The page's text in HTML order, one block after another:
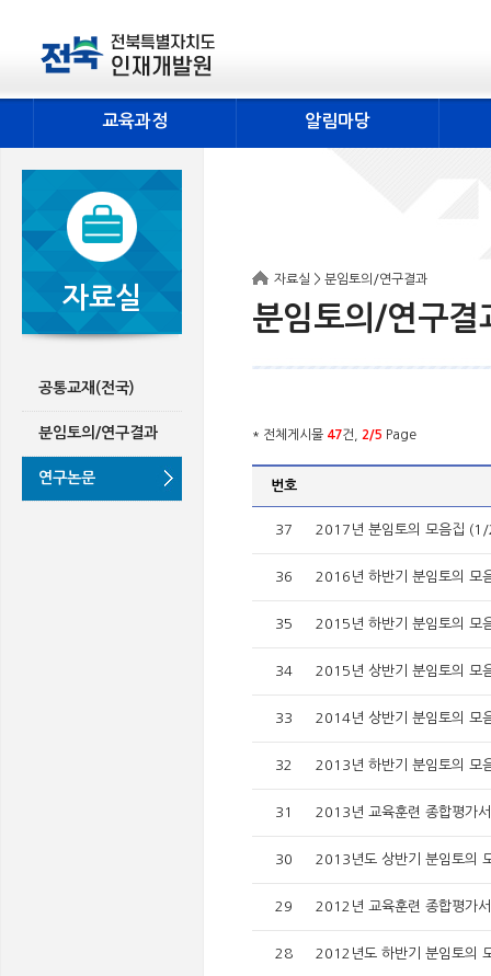
교육과정 알림마당
자료실
공통교재(전국)
분임토의/연구결과
연구논문
자료실 > 분임토의/연구결과
분임토의/연구결
* 전체게시물 47건, 2/5 Page
번호
37 2017년 분임토의 모음집
36 2016년 하반기 분임토의 모
35 2015년 하반기 분임토의 모
34 2015년 상반기 분임토의 모
33 2014년 상반기 분임토의 모
32 2013년 하반기 분임토의 모
31 2013년 교육훈련 종합평가서
30 2013년도 상반기 분임토의
29 2012년 교육훈련 종합평가서
28 2012년도 하반기 분임토의